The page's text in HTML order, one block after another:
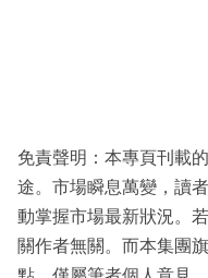
免責聲明：本專頁刊載
途。市場瞬息萬變，讀
動掌握市場最新狀況。
關作者無關。而本集團